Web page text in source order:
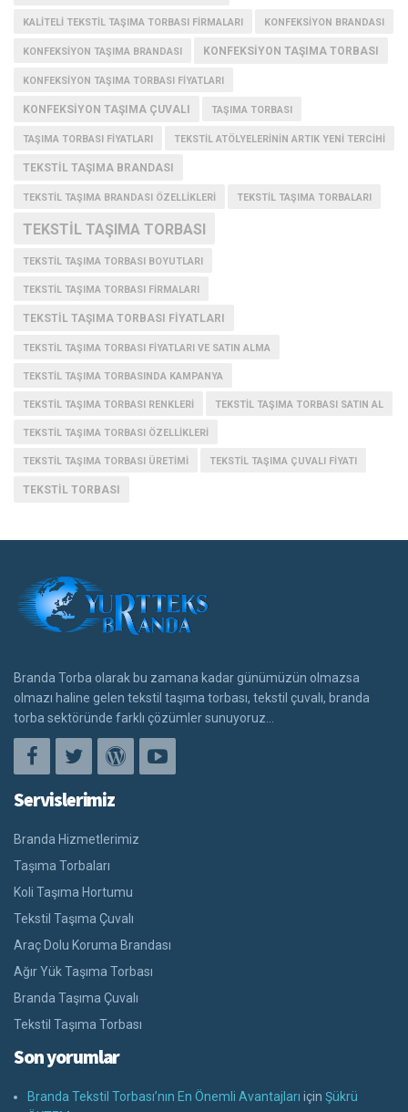
KALITELI TEKSTIL TAŞIMA TORBASI FIRMALARI KONFEKSIYON BRANDASI
KONFEKSIYON TAŞIMA BRANDASI KONFEKSIYON TAŞIMA TORBASI
KONFEKSIYON TAŞIMA TORBASI FIYATLARI
KONFEKSIYON TAŞIMA ÇUVALI TAŞIMA TORBASI
TAŞIMA TORBASI FIYATLARI TEKSTIL ATÖLYELERININ ARTIK YENI TERCIHI
TEKSTIL TAŞIMA BRANDASI
TEKSTIL TAŞIMA BRANDASI ÖZELLIKLERI TEKSTIL TAŞIMA TORBALARI
TEKSTIL TAŞIMA TORBASI
TEKSTIL TAŞIMA TORBASI BOYUTLARI
TEKSTIL TAŞIMA TORBASI FIRMALARI
TEKSTIL TAŞIMA TORBASI FIYATLARI
TEKSTIL TAŞIMA TORBASI FIYATLARI VE SATIN ALMA
TEKSTIL TAŞIMA TORBASINDA KAMPANYA
TEKSTIL TAŞIMA TORBASI RENKLERI TEKSTIL TAŞIMA TORBASI SATIN AL
TEKSTIL TAŞIMA TORBASI ÖZELLIKLERI
TEKSTIL TAŞIMA TORBASI ÜRETIMI TEKSTIL TAŞIMA ÇUVALI FIYATI
TEKSTIL TORBASI
Branda Torba olarak bu zamana kadar günümüzün olmazsa
olmazı haline gelen tekstil taşıma torbası, tekstil çuvalı, branda
torba sektöründe farklı çözümler sunuyoruz...
Servislerimiz
Branda Hizmetlerimiz
Taşıma Torbaları
Koli Taşıma Hortumu
Tekstil Taşıma Çuvalı
Araç Dolu Koruma Brandası
Ağır Yük Taşıma Torbası
Branda Taşıma Çuvalı
Tekstil Taşıma Torbası
Son yorumlar
Branda Tekstil Torbası’nın En Önemli Avantajları için Şükrü